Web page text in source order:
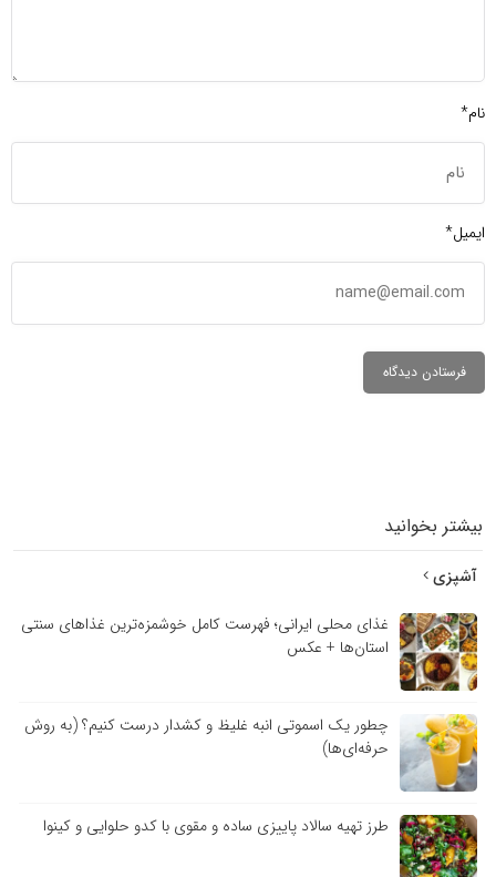
نام*
ایمیل*
بیشتر بخوانید
آشپزی
غذای محلی ایرانی؛ فهرست کامل خوشمزه‌ترین غذاهای سنتی
استان‌ها + عکس
چطور یک اسموتی انبه غلیظ و کشدار درست کنیم؟ (به روش
حرفه‌ای‌ها)
طرز تهیه سالاد پاییزی ساده و مقوی با کدو حلوایی و کینوا